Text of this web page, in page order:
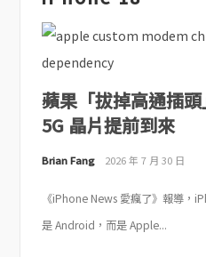
蘋果「拔掉高通插
5G 晶片提前到來
Brian Fang 2026 年 7 月 30 日
《iPhone News 愛瘋了》報導，
是 Android，而是 Apple...